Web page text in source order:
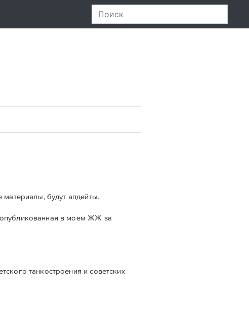
материалы, будут апдейты.
в моем ЖЖ за
танкостроения и советских